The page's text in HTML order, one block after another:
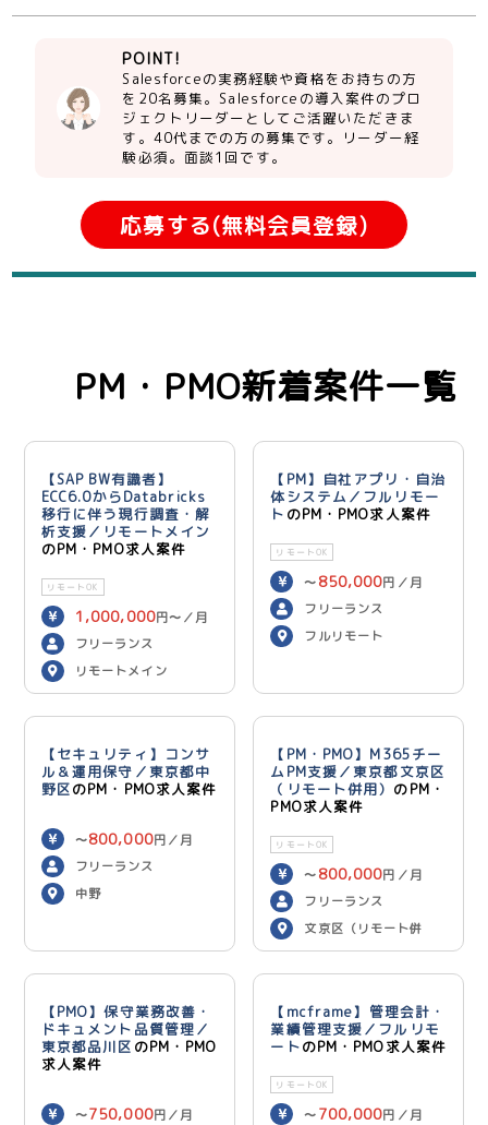
POINT!
Salesforceの実務経験や資格をお持ちの方
を20名募集。Salesforceの導入案件のプロ
ジェクトリーダーとしてご活躍いただきま
す。40代までの方の募集です。リーダー経
験必須。面談1回です。
応募する(無料会員登録)
PM・PMO新着案件一覧
【SAP BW有識者】
ECC6.0からDatabricks
移行に伴う現行調査・解
析支援／リモートメイン
のPM・PMO求人案件
リモートOK
1,000,000円〜／月
フリーランス
リモートメイン
【PM】自社アプリ・自治
体システム／フルリモー
ト のPM・PMO求人案件
リモートOK
〜 850,000円／月
フリーランス
フルリモート
【セキュリティ】コンサ
ル＆運用保守／東京都中
野区のPM・PMO求人案件
〜800,000円／月
フリーランス
中野
【PM・PMO】M365チー
ムPM支援／東京都文京区
（リモート併用） のPM・
PMO求人案件
リモートOK
〜 800,000円／月
フリーランス
文京区（リモート併
用）
【PMO】保守業務改善・
ドキュメント品質管理／
東京都品川区 のPM・PMO
求人案件
〜750,000円／月
【mcframe】管理会計・
業績管理支援／フルリモ
ートのPM・PMO求人案件
リモートOK
〜 700,000円／月